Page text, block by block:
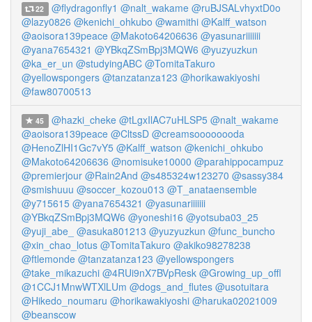
22 @flydragonfly1 @nalt_wakame @ruBJSALvhyxtD0o
@lazy0826 @kenichi_ohkubo @wamithi @Kalff_watson
@aoisora139peace @Makoto64206636 @yasunariiiiiii
@yana7654321 @YBkqZSmBpj3MQW6 @yuzyuzkun
@ka_er_un @studyingABC @TomitaTakuro
@yellowspongers @tanzatanza123 @horikawakiyoshi
@faw80700513
45 @hazki_cheke @tLgxIlAC7uHLSP5 @nalt_wakame
@aoisora139peace @CltssD @creamsoooooooda
@HenoZlHI1Gc7vY5 @Kalff_watson @kenichi_ohkubo
@Makoto64206636 @nomisuke10000 @parahippocampuz
@premierjour @Rain2And @s485324w123270 @sassy384
@smishuuu @soccer_kozou013 @T_anataensemble
@y715615 @yana7654321 @yasunariiiiiii
@YBkqZSmBpj3MQW6 @yoneshi16 @yotsuba03_25
@yuji_abe_ @asuka801213 @yuzyuzkun @func_buncho
@xin_chao_lotus @TomitaTakuro @akiko98278238
@ftlemonde @tanzatanza123 @yellowspongers
@take_mikazuchi @4RUi9nX7BVpResk @Growing_up_offl
@1CCJ1MnwWTXlLUm @dogs_and_flutes @usotuitara
@Hikedo_noumaru @horikawakiyoshi @haruka02021009
@beanscow